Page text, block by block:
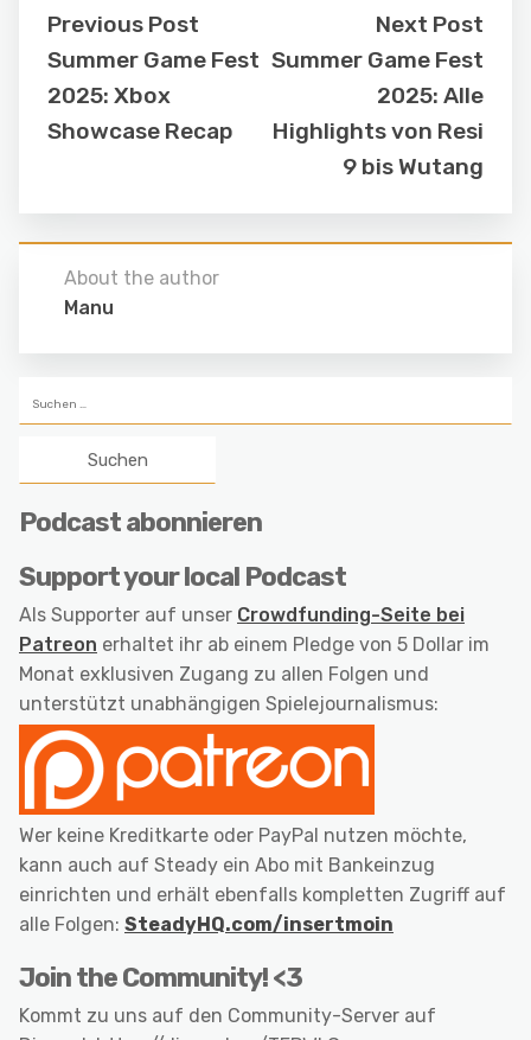
Previous Post
Summer Game Fest
2025: Xbox
Showcase Recap
Next Post
Summer Game Fest
2025: Alle
Highlights von Resi
9 bis Wutang
About the author
Manu
nach:
Podcast abonnieren
Support your local Podcast
Als Supporter auf unser Crowdfunding-Seite bei
Patreon erhaltet ihr ab einem Pledge von 5 Dollar im
Monat exklusiven Zugang zu allen Folgen und
unterstützt unabhängigen Spielejournalismus:
Wer keine Kreditkarte oder PayPal nutzen möchte,
kann auch auf Steady ein Abo mit Bankeinzug
einrichten und erhält ebenfalls kompletten Zugriff auf
alle Folgen: SteadyHQ.com/insertmoin
Join the Community! <3
Kommt zu uns auf den Community-Server auf